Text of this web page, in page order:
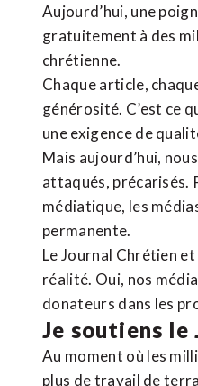
Aujourd’hui, une
gratuitement à des
chrétienne.
Chaque article,
générosité. C’est ce
une exigence de
Mais aujourd’hui,
attaqués, précarisés.
médiatique, les
permanente.
Le Journal Chrétien
réalité. Oui, nos
donateurs dans les
Je soutiens le
Au moment où les
plus de travail de